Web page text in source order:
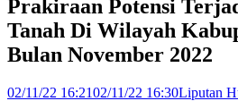
Prakiraan Potensi
Tanah Di Wilayah
Bulan November 2022
02/11/22 16:2102/11/22 16:30Liputan